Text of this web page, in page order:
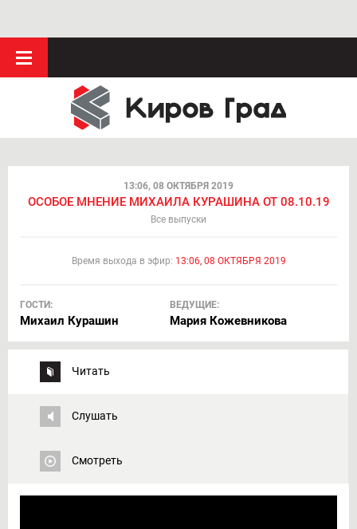
13:06, 08 ОКТЯБРЯ 2019
ОСОБОЕ МНЕНИЕ МИХАИЛА КУРАШИНА ОТ 08.10.19
Все выпуски
Время выхода в эфир: 13:06, 08 ОКТЯБРЯ 2019
ГОСТИ:
Михаил Курашин
ВЕДУЩИЕ:
Мария Кожевникова
Читать
Слушать
Смотреть